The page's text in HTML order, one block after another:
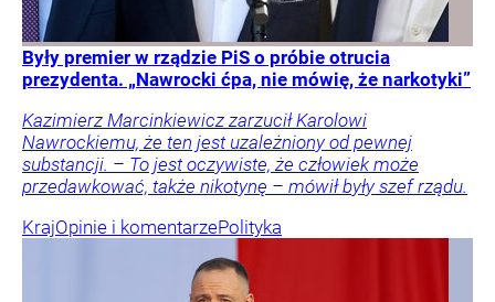
Były premier w rządzie PiS o próbie otrucia
prezydenta. „Nawrocki ćpa, nie mówię, że narkotyki”
Kazimierz Marcinkiewicz zarzucił Karolowi
Nawrockiemu, że ten jest uzależniony od pewnej
substancji. – To jest oczywiste, że człowiek może
przedawkować, także nikotynę – mówił były szef rządu.
KrajOpinie i komentarzePolityka